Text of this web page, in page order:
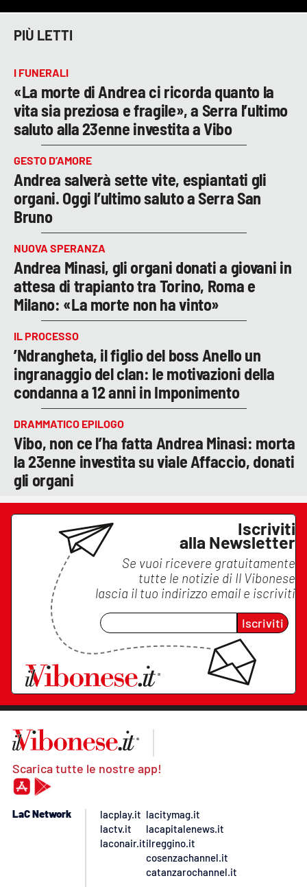
PIÙ LETTI
I FUNERALI
«La morte di Andrea ci ricorda quanto la
vita sia preziosa e fragile», a Serra l’ultimo
saluto alla 23enne investita a Vibo
GESTO D’AMORE
Andrea salverà sette vite, espiantati gli
organi. Oggi l’ultimo saluto a Serra San
Bruno
NUOVA SPERANZA
Andrea Minasi, gli organi donati a giovani in
attesa di trapianto tra Torino, Roma e
Milano: «La morte non ha vinto»
IL PROCESSO
’Ndrangheta, il figlio del boss Anello un
ingranaggio del clan: le motivazioni della
condanna a 12 anni in Imponimento
DRAMMATICO EPILOGO
Vibo, non ce l’ha fatta Andrea Minasi: morta
la 23enne investita su viale Affaccio, donati
gli organi
Iscriviti
alla Newsletter
Se vuoi ricevere gratuitamente
tutte le notizie di Il Vibonese
lascia il tuo indirizzo email e iscriviti
Iscriviti
Scarica tutte le nostre app!
LaC Network
lacplay.it
lactv.it
laconair.it
lacitymag.it
lacapitalenews.it
ilreggino.it
cosenzachannel.it
catanzarochannel.it